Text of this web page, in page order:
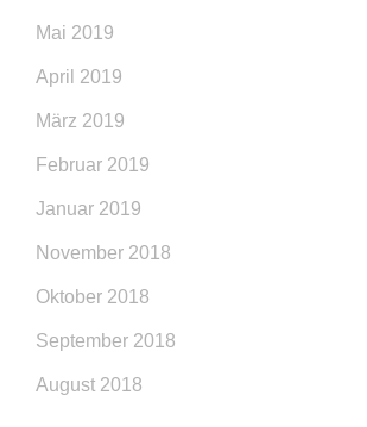
Mai 2019
April 2019
März 2019
Februar 2019
Januar 2019
November 2018
Oktober 2018
September 2018
August 2018